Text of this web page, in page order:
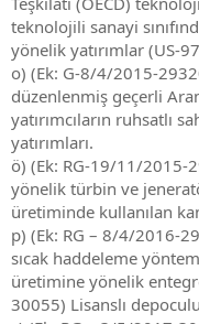
teknolojili sanayi
yönelik yatırımlar (US-
o) (Ek: G-8/4/2015-
düzenlenmiş geçerli
yatırımcıların ruhsatlı
yatırımları.
ö) (Ek: RG-19/11/2015-
yönelik türbin ve
üretiminde kullanılan
p) (Ek: RG – 8/4/2016-
sıcak haddeleme
üretimine yönelik
30055) Lisanslı